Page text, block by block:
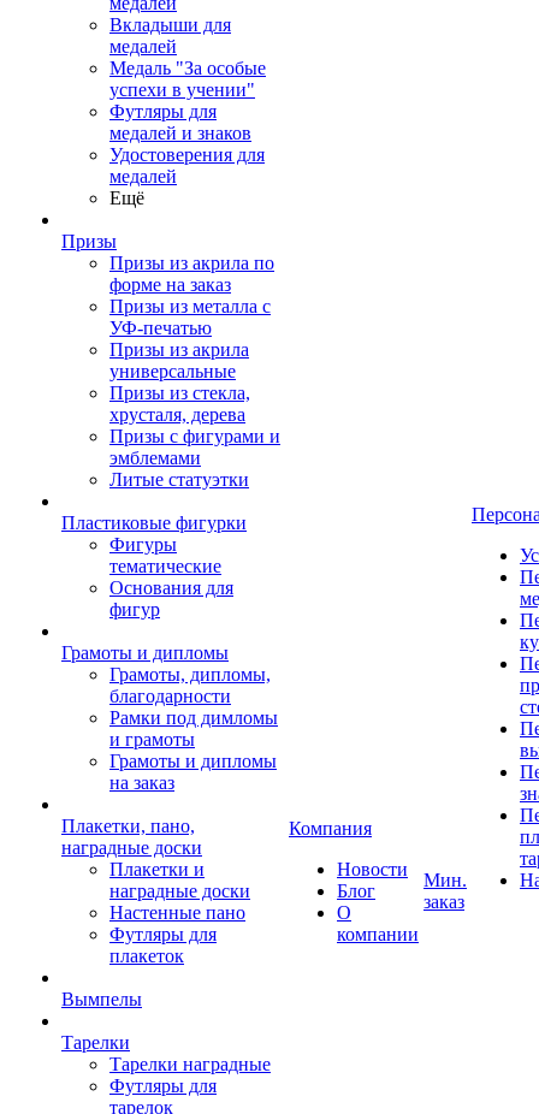
Вкладыши для
медалей
Медаль "За особые
успехи в учении"
Футляры для
медалей и знаков
Удостоверения для
медалей
Ещё
Призы
Призы из акрила по
форме на заказ
Призы из металла с
УФ-печатью
Призы из акрила
универсальные
Призы из стекла,
хрусталя, дерева
Призы с фигурами и
эмблемами
Литые статуэтки
Пластиковые фигурки
Фигуры
тематические
Основания для
фигур
Грамоты и дипломы
Грамоты, дипломы,
благодарности
Рамки под димломы
и грамоты
Грамоты и дипломы
на заказ
Плакетки, пано,
наградные доски
Плакетки и
наградные доски
Настенные пано
Футляры для
плакеток
Вымпелы
Тарелки
Тарелки наградные
Футляры для
тарелок
Компания
Новости
Блог
О
компании
Мин.
заказ